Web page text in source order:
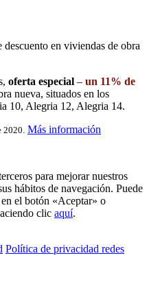
descuento en viviendas de obra
oferta especial – un 11% de
nueva, situados en los
10, Alegria 12, Alegria 14.
Más información
para mejorar nuestros
hábitos de navegación. Puede
el botón «Aceptar» o
clic aquí.
Política de privacidad redes